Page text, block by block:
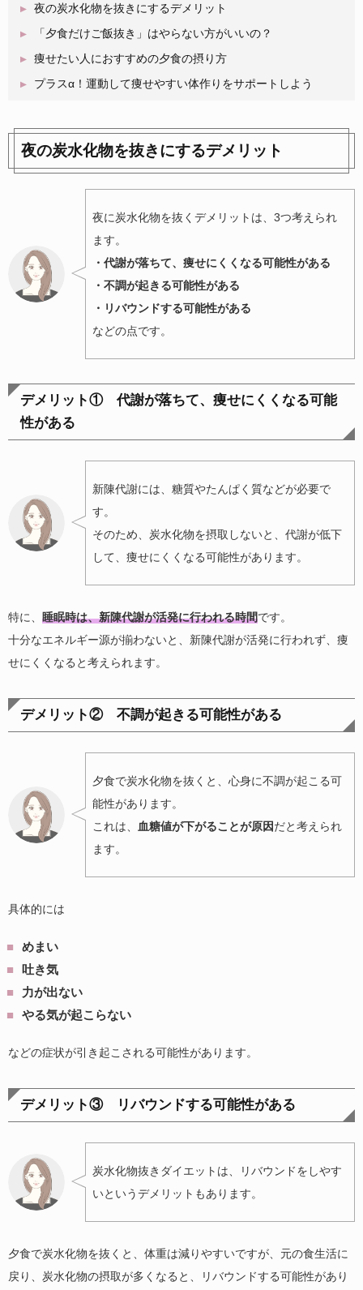
夜の炭水化物を抜きにするデメリット
「夕食だけご飯抜き」はやらない方がいいの？
痩せたい人におすすめの夕食の摂り方
プラスα！運動して痩せやすい体作りをサポートしよう
夜の炭水化物を抜きにするデメリット
夜に炭水化物を抜くデメリットは、3つ考えられ
ます。
・代謝が落ちて、痩せにくくなる可能性がある
・不調が起きる可能性がある
・リバウンドする可能性がある
などの点です。
デメリット① 代謝が落ちて、痩せにくくなる可能
性がある
新陳代謝には、糖質やたんぱく質などが必要で
す。
そのため、炭水化物を摂取しないと、代謝が低下
して、痩せにくくなる可能性があります。
特に、 睡眠時は、新陳代謝が活発に行われる時間です。
十分なエネルギー源が揃わないと、新陳代謝が活発に行われず、痩
せにくくなると考えられます。
デメリット② 不調が起きる可能性がある
夕食で炭水化物を抜くと、心身に不調が起こる可
能性があります。
これは、
血糖値が下がることが原因だと考えられ
ます。
具体的には
めまい
吐き気
力が出ない
やる気が起こらない
などの症状が引き起こされる可能性があります。
デメリット③ リバウンドする可能性がある
炭水化物抜きダイエットは、リバウンドをしやす
いというデメリットもあります。
夕食で炭水化物を抜くと、体重は減りやすいですが、元の食生活に
戻り、炭水化物の摂取が多くなると、リバウンドする可能性があり